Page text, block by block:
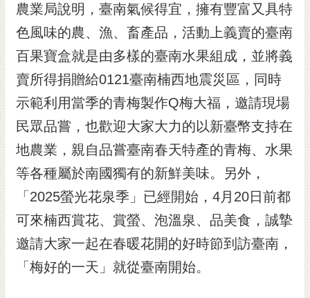
English
日
本
語
隱
私
權
及
安
全
策
網
農業局說明，臺南氣候得宜，擁有豐富又具特
色風味的農、漁、畜產品，活動上義賣的臺南
百果寶盒就是由多樣的臺南水果組成，並將義
賣所得捐贈給0121臺南楠西地震災區，同時
示範利用當季的青梅製作Q梅大福，邀請現場
民眾品嘗，也歡迎大家大力的以新臺幣支持在
地農業，親自品嘗臺南春天特產的青梅、水果
等各種屬於南國獨有的新鮮美味。另外，
「2025螢光花泉季」已經開始，4月20日前都
可來楠西賞花、賞螢、泡溫泉、品美食，誠摯
邀請大家一起在春暖花開的好時節到訪臺南，
「梅好的一天」就從臺南開始。